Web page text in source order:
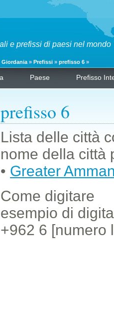
e prefissi di paesi nel mondo
Giordania » Prefissi » prefisso 6 »
Paese Prefisso
prefisso 6
Lista delle città
nome della città
• Greater
Come digitare
esempio di
+962 6 [numero